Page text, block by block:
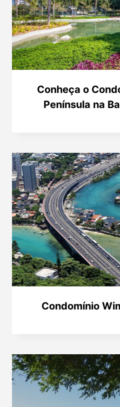
Conheça o
Península na
Condomínio